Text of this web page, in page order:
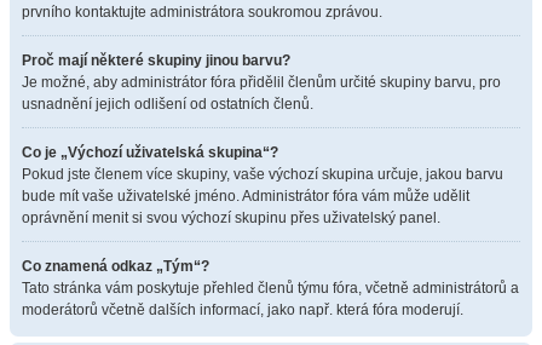
prvního kontaktujte administrátora soukromou zprávou.
Proč mají některé skupiny jinou barvu?
Je možné, aby administrátor fóra přidělil členům určité skupiny barvu, pro
usnadnění jejich odlišení od ostatních členů.
Co je „Výchozí uživatelská skupina“?
Pokud jste členem více skupiny, vaše výchozí skupina určuje, jakou barvu
bude mít vaše uživatelské jméno. Administrátor fóra vám může udělit
oprávnění menit si svou výchozí skupinu přes uživatelský panel.
Co znamená odkaz „Tým“?
Tato stránka vám poskytuje přehled členů týmu fóra, včetně administrátorů a
moderátorů včetně dalších informací, jako např. která fóra moderují.